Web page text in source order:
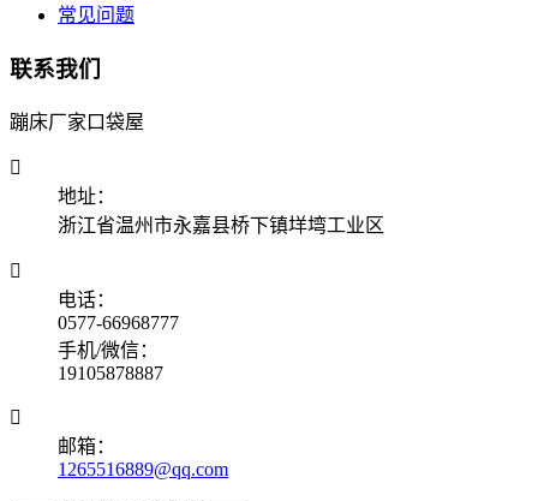
常见问题
联系我们
蹦床厂家口袋屋

地址：
浙江省温州市永嘉县桥下镇垟塆工业区

电话：
0577-66968777
手机/微信：
19105878887

邮箱：
1265516889@qq.com